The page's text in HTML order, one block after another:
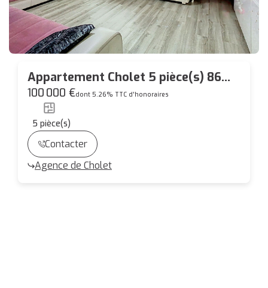
Appartement Cholet 5 pièce(s) 86
m2
100 000 €dont 5.26% TTC d'honoraires
5 pièce(s)
Contacter
Agence de Cholet